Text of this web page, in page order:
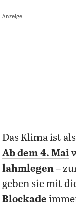
Anzeige
Das Klima ist
Ab dem 4. Mai
lahmlegen–
geben sie mit
Blockade